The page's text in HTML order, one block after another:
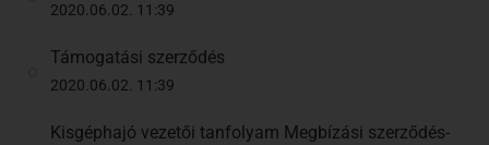
2020.06.02. 11:39
Támogatási szerződés
2020.06.02. 11:39
Kisgéphajó vezetői tanfolyam Megbízási szerződés-